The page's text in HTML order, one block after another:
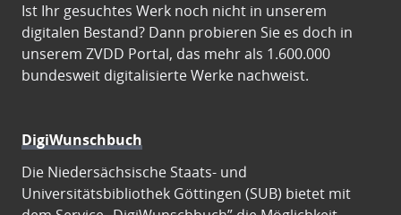
Ist Ihr gesuchtes Werk noch nicht in unserem
digitalen Bestand? Dann probieren Sie es doch in
unserem ZVDD Portal, das mehr als 1.600.000
bundesweit digitalisierte Werke nachweist.
DigiWunschbuch
Die Niedersächsische Staats- und
Universitätsbibliothek Göttingen (SUB) bietet mit